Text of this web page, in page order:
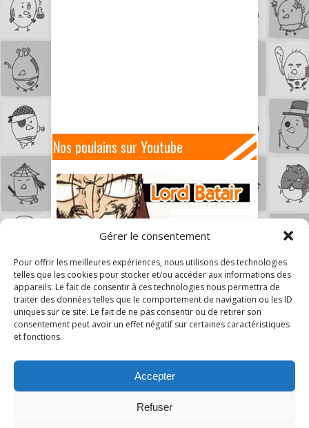
Gérer le consentement
Pour offrir les meilleures expériences, nous utilisons des technologies
telles que les cookies pour stocker et/ou accéder aux informations des
appareils. Le fait de consentir à ces technologies nous permettra de
traiter des données telles que le comportement de navigation ou les ID
uniques sur ce site. Le fait de ne pas consentir ou de retirer son
consentement peut avoir un effet négatif sur certaines caractéristiques
et fonctions.
Accepter
Refuser
Nos poulains sur Youtube